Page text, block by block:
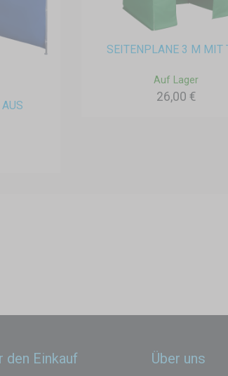
SEITENPLANE 3 M MIT
Auf Lager
26,00 €
den Einkauf Über uns